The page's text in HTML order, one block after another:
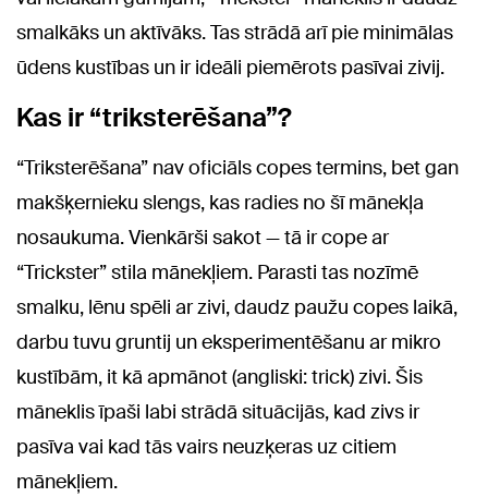
smalkāks un aktīvāks. Tas strādā arī pie minimālas
ūdens kustības un ir ideāli piemērots pasīvai zivij.
Kas ir “triksterēšana”?
“Triksterēšana” nav oficiāls copes termins, bet gan
makšķernieku slengs, kas radies no šī mānekļa
nosaukuma. Vienkārši sakot — tā ir cope ar
“Trickster” stila mānekļiem. Parasti tas nozīmē
smalku, lēnu spēli ar zivi, daudz paužu copes laikā,
darbu tuvu gruntij un eksperimentēšanu ar mikro
kustībām, it kā apmānot (angliski: trick) zivi. Šis
māneklis īpaši labi strādā situācijās, kad zivs ir
pasīva vai kad tās vairs neuzķeras uz citiem
mānekļiem.